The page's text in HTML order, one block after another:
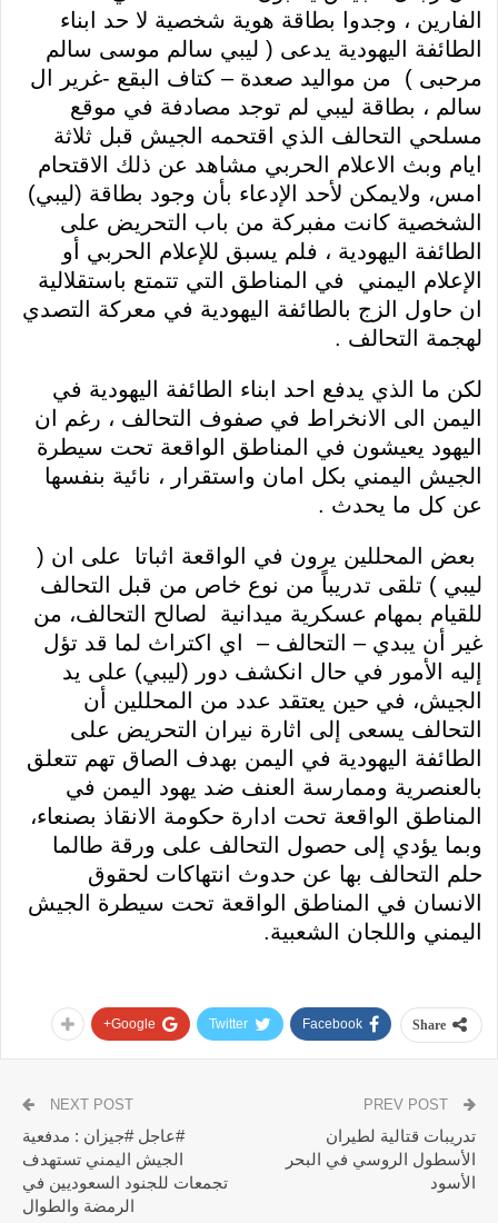
الفارين ، وجدوا بطاقة هوية شخصية لا حد ابناء
الطائفة اليهودية يدعى ( ليبي سالم موسى سالم
مرحبى ) من مواليد صعدة – كتاف البقع -غرير ال
سالم ، بطاقة ليبي لم توجد مصادفة في موقع
مسلحي التحالف الذي اقتحمه الجيش قبل ثلاثة
ايام وبث الاعلام الحربي مشاهد عن ذلك الاقتحام
امس، ولايمكن لأحد الإدعاء بأن وجود بطاقة (ليبي)
الشخصية كانت مفبركة من باب التحريض على
الطائفة اليهودية ، فلم يسبق للإعلام الحربي أو
الإعلام اليمني في المناطق التي تتمتع باستقلالية
ان حاول الزج بالطائفة اليهودية في معركة التصدي
لهجمة التحالف .
لكن ما الذي يدفع احد ابناء الطائفة اليهودية في
اليمن الى الانخراط في صفوف التحالف ، رغم ان
اليهود يعيشون في المناطق الواقعة تحت سيطرة
الجيش اليمني بكل امان واستقرار ، نائية بنفسها
عن كل ما يحدث .
بعض المحللين يرون في الواقعة اثباتا على ان (
ليبي ) تلقى تدريباً من نوع خاص من قبل التحالف
للقيام بمهام عسكرية ميدانية لصالح التحالف، من
غير أن يبدي – التحالف – اي اكتراث لما قد تؤل
إليه الأمور في حال انكشف دور (ليبي) على يد
الجيش، في حين يعتقد عدد من المحللين أن
التحالف يسعى إلى اثارة نيران التحريض على
الطائفة اليهودية في اليمن بهدف الصاق تهم تتعلق
بالعنصرية وممارسة العنف ضد يهود اليمن في
المناطق الواقعة تحت ادارة حكومة الانقاذ بصنعاء،
وبما يؤدي إلى حصول التحالف على ورقة طالما
حلم التحالف بها عن حدوث انتهاكات لحقوق
الانسان في المناطق الواقعة تحت سيطرة الجيش
اليمني واللجان الشعبية.
Share
Facebook
Twitter
Google+
تدريبات قتالية لطيران
الأسطول الروسي في البحر
الأسود
NEXT POST
#عاجل #جيزان : مدفعية
الجيش اليمني تستهدف
تجمعات للجنود السعوديين في
الرمضة والطوال